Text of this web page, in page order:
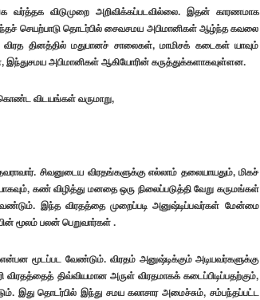
வர்த்தக விடுமுறை அறிவிக்கப்படவில்லை. இதன் காரணமாக
செயற்பாடு தொடர்பில் சைவசமய அபிமானிகள் ஆழ்ந்த கவலை
விரத தினத்தில் மதுபானச் சாலைகள், மாமிசக் கடைகள் யாவும்
இந்துசமய அபிமானிகள் ஆகியோரின் கருத்துக்களாகவுள்ளன.
விடயங்கள் வருமாறு,
சிவனுடைய விரதங்களுக்கு எல்லாம் தலையாயதும், மிகச்
கண் விழித்து மனதை ஒரு நிலைப்படுத்தி வேறு கருமங்கள்
இந்த விரதத்தை முறைப்படி அனுஷ்டிப்பவர்கள் மேன்மை
மூலம் பலன் பெறுவார்கள் .
மூடப்பட வேண்டும். விரதம் அனுஷ்டிக்கும் அடியவர்களுக்கு
திவ்வியமான அருள் விரதமாகக் கடைப்பிடிப்பதற்கும்,
இது தொடர்பில் இந்து சமய கலாசார அமைச்சும், சம்பந்தப்பட்ட